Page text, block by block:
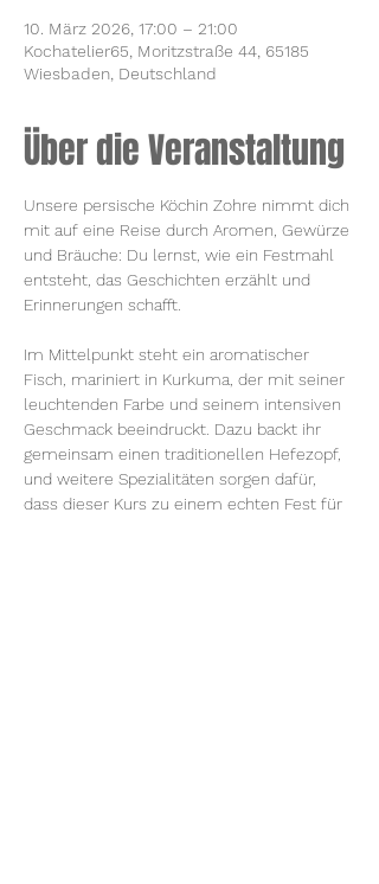
10. März 2026, 17:00 – 21:00
Kochatelier65, Moritzstraße 44, 65185
Wiesbaden, Deutschland
Über die Veranstaltung
Unsere persische Köchin Zohre nimmt dich
mit auf eine Reise durch Aromen, Gewürze
und Bräuche: Du lernst, wie ein Festmahl
entsteht, das Geschichten erzählt und
Erinnerungen schafft.
Im Mittelpunkt steht ein aromatischer
Fisch, mariniert in Kurkuma, der mit seiner
leuchtenden Farbe und seinem intensiven
Geschmack beeindruckt. Dazu backt ihr
gemeinsam einen traditionellen Hefezopf,
und weitere Spezialitäten sorgen dafür,
dass dieser Kurs zu einem echten Fest für